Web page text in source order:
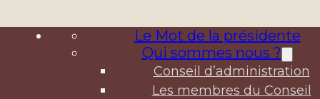
Le Mot de la présidente
Qui sommes nous ?
Conseil d’administration
Les membres du Conseil